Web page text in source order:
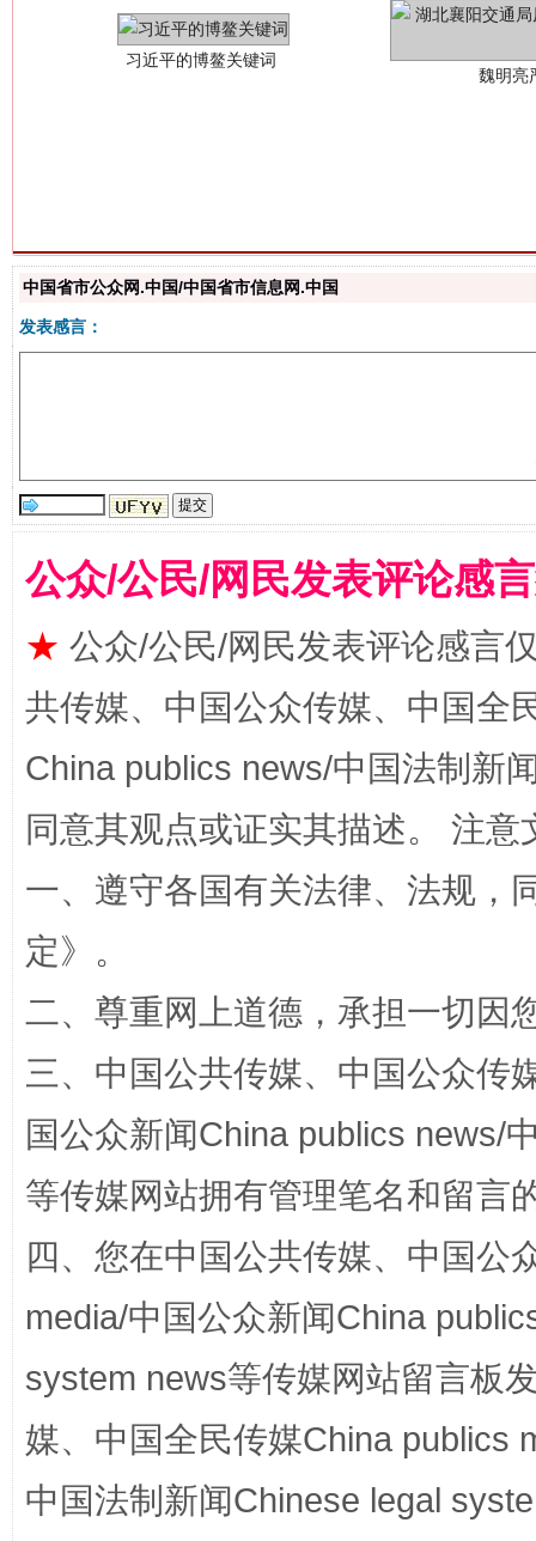
“刷贴”乱象丛生
"炒
解纷+调解+退费，一次搞定
站台名比不上好声名
漫山遍野的桃花与雪山、麦地、白藏房 除
中国省市公众网.中国/中国省市信息网.中国
发表感言：
公众/公民/网民发表评论感
★ 公众/公民/网民发表评论感言
共传媒、中国公众传媒、中国全
China publics news/中国法制新
同意其观点或证实其描述。 注
一、遵守各国有关法律、法规，
定》。
二、尊重网上道德，承担一切因
三、中国公共传媒、中国公众传
国公众新闻China publics news/
等传媒网站拥有管理笔名和留言
四、您在中国公共传媒、中国公
media/中国公众新闻China
system news等传媒网站留言板
媒、中国全民传媒China publics
中国法制新闻Chinese legal